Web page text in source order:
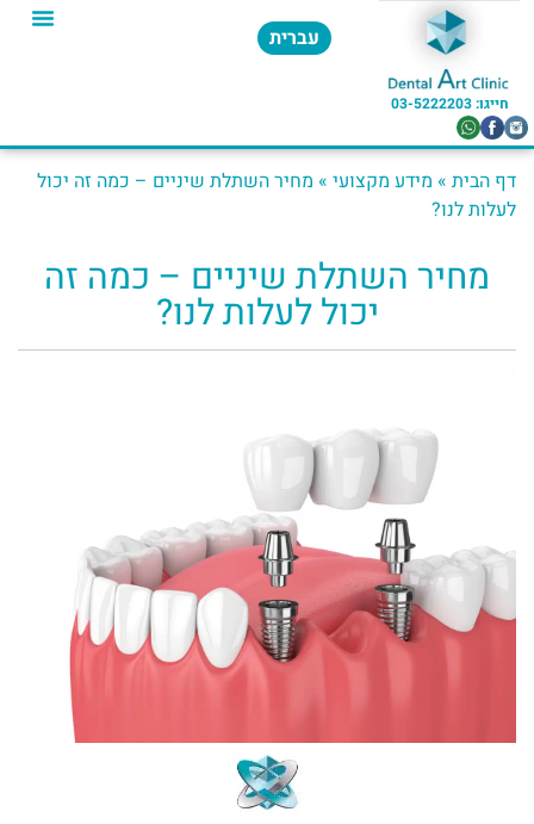
חייגו: 03-5222203​
עברית
דף הבית » מידע מקצועי » מחיר השתלת שיניים – כמה זה יכול
לעלות לנו?
מחיר השתלת שיניים – כמה זה
יכול לעלות לנו?